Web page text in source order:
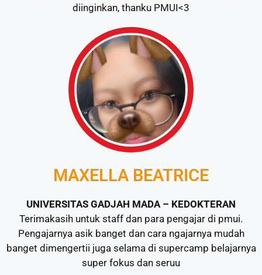
diinginkan, thanku PMUI<3
MAXELLA BEATRICE
UNIVERSITAS GADJAH MADA – KEDOKTERAN
Terimakasih untuk staff dan para pengajar di pmui.
Pengajarnya asik banget dan cara ngajarnya mudah
banget dimengertii juga selama di supercamp belajarnya
super fokus dan seruu